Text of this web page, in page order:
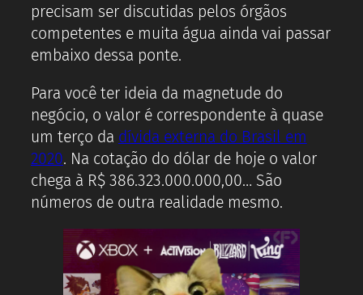
precisam ser discutidas pelos órgãos
competentes e muita água ainda vai passar
embaixo dessa ponte.
Para você ter ideia da magnetude do
negócio, o valor é correspondente à quase
um terço da dívida externa do Brasil em
2020. Na cotação do dólar de hoje o valor
chega à R$ 386.323.000.000,00… São
números de outra realidade mesmo.